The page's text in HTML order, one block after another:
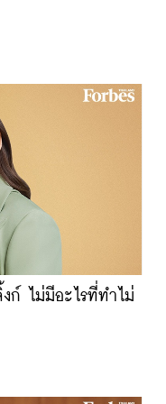
ไม่มีอะไรที่ทำไม่